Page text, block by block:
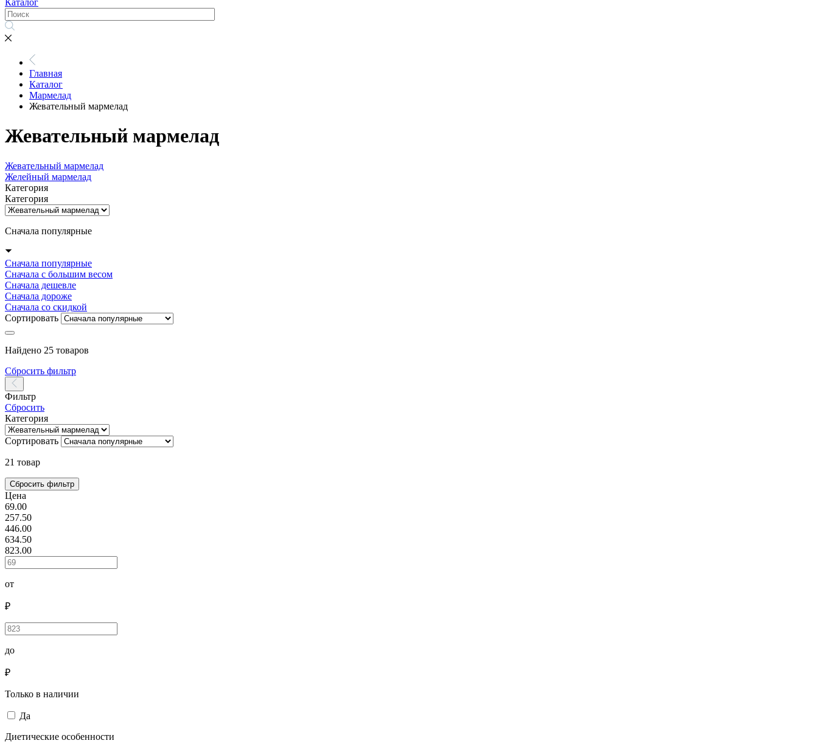
Главная
Каталог
Мармелад
Жевательный мармелад
Жевательный мармелад
Жевательный мармелад
Желейный мармелад
Категория
Категория
Сначала популярные
Сначала популярные
Сначала с большим весом
Сначала дешевле
Сначала дороже
Сначала со скидкой
Сортировать
Найдено 25 товаров
Сбросить фильтр
Фильтр
Сбросить
Категория
Сортировать
21 товар
Цена
69.00
257.50
446.00
634.50
823.00
от
₽
до
₽
Только в наличии
Да
Диетические особенности